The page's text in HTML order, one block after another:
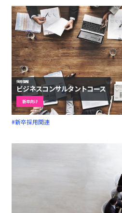
採用情報
ビジネスコンサルタントコース
新卒向け
#新卒採用関連